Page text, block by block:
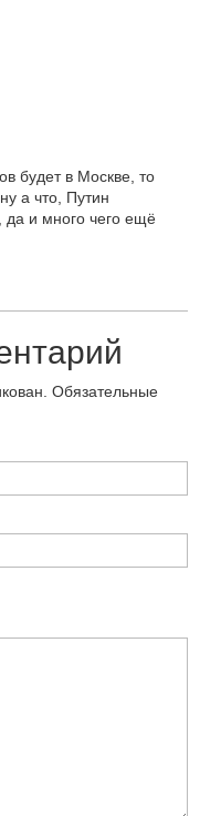
будет в Москве, то
а что, Путин
да и много чего ещё
Обязательные